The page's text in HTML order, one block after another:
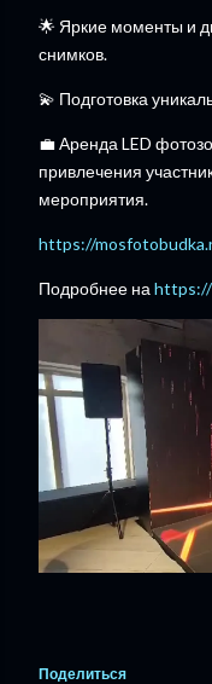
🌟 Яркие моменты и
снимков.
💫 Подготовка
💼 Аренда LED
привлечения
мероприятия.
https://
Подробнее на https://
Поделиться